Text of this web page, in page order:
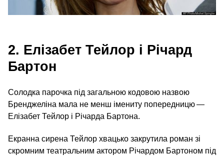
2. Елізабет Тейлор і Річард
Бартон
Солодка парочка під загальною кодовою назвою
Бренджеліна мала не менш імениту попередницю —
Елізабет Тейлор і Річарда Бартона.
Екранна сирена Тейлор хвацько закрутила роман зі
скромним театральним актором Річардом Бартоном під